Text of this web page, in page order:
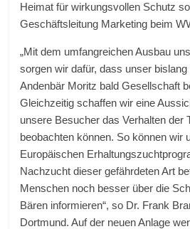
Heimat für wirkungsvollen Schutz
Geschäftsleitung Marketing beim
„Mit dem umfangreichen Ausbau
sorgen wir dafür, dass unser bislang
Andenbär Moritz bald Gesellschaft
Gleichzeitig schaffen wir eine
unsere Besucher das Verhalten der
beobachten können. So können wir
Europäischen
Nachzucht dieser gefährdeten Art
Menschen noch besser über die
Bären informieren“, so Dr. Frank
Dortmund. Auf der neuen Anlage